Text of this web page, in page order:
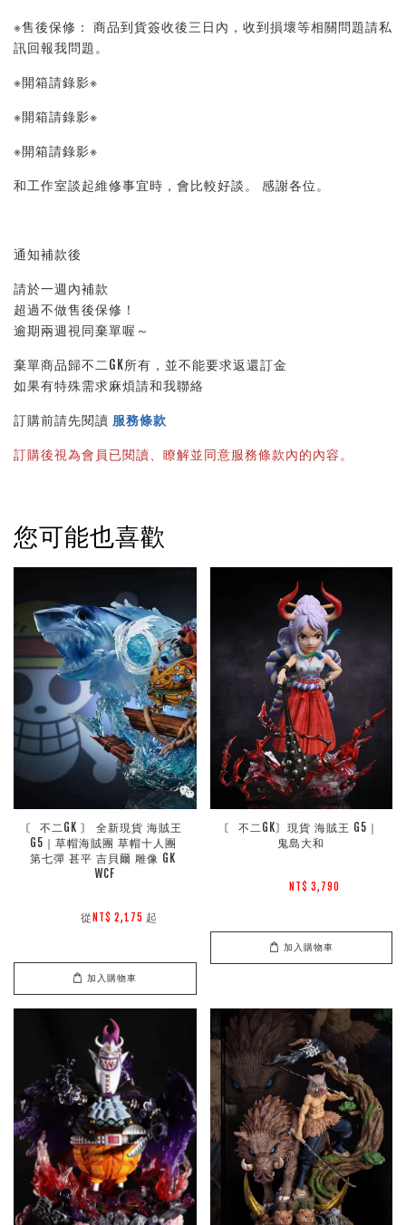
※售後保修： 商品到貨簽收後三日內，收到損壞等相關問題請私
訊回報我問題。
※開箱請錄影※
※開箱請錄影※
※開箱請錄影※
和工作室談起維修事宜時，會比較好談。 感謝各位。
通知補款後
請於一週內補款
超過不做售後保修！
逾期兩週視同棄單喔～
棄單商品歸不二GK所有，並不能要求返還訂金
如果有特殊需求麻煩請和我聯絡
訂購前請先閱讀 服務條款
訂購後視為會員已閱讀、瞭解並同意服務條款內的內容。
您可能也喜歡
〘 不二GK 〙 全新現貨 海賊王
G5｜草帽海賊團 草帽十人團
第七彈 甚平 吉貝爾 雕像 GK
WCF
        從
NT$ 2,175 起
加入購物車
〘 不二GK〙現貨 海賊王 G5｜
鬼島大和
NT$ 3,790
加入購物車